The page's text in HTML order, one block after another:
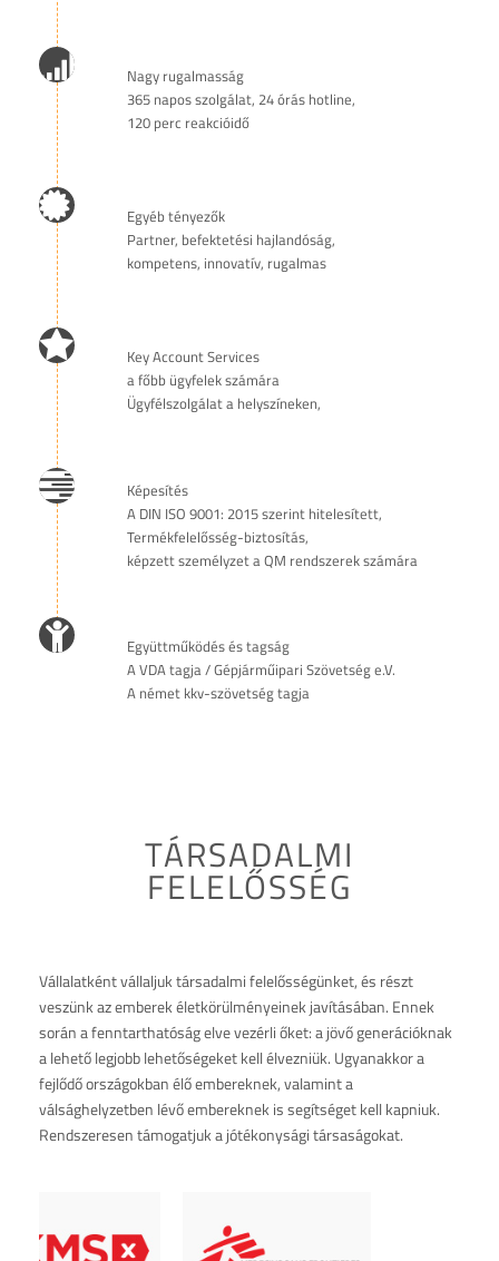
Nagy rugalmasság
365 napos szolgálat, 24 órás hotline,
120 perc reakcióidő
Egyéb tényezők
Partner, befektetési hajlandóság,
kompetens, innovatív, rugalmas
Key Account Services
a főbb ügyfelek számára
Ügyfélszolgálat a helyszíneken,
Képesítés
A DIN ISO 9001: 2015 szerint hitelesített,
Termékfelelősség-biztosítás,
képzett személyzet a QM rendszerek számára
Együttműködés és tagság
A VDA tagja / Gépjárműipari Szövetség e.V.
A német kkv-szövetség tagja
TÁRSADALMI
FELELŐSSÉG
Vállalatként vállaljuk társadalmi felelősségünket, és részt
veszünk az emberek életkörülményeinek javításában. Ennek
során a fenntarthatóság elve vezérli őket: a jövő generációknak
a lehető legjobb lehetőségeket kell élvezniük. Ugyanakkor a
fejlődő országokban élő embereknek, valamint a
válsághelyzetben lévő embereknek is segítséget kell kapniuk.
Rendszeresen támogatjuk a jótékonysági társaságokat.